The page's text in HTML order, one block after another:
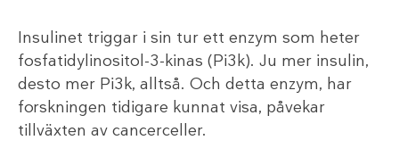
Insulinet triggar i sin tur ett enzym som heter
fosfatidylinositol-3-kinas (Pi3k). Ju mer insulin,
desto mer Pi3k, alltså. Och detta enzym, har
forskningen tidigare kunnat visa, påvekar
tillväxten av cancerceller.